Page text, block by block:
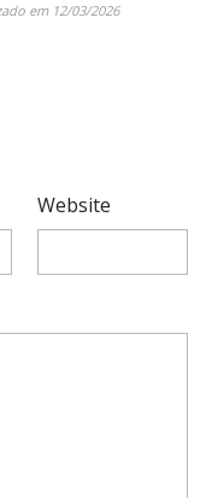
em 12/03/2026
Website